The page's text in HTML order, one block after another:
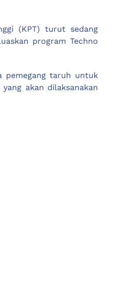
(KPT) turut sedang
program Techno
pemegang taruh untuk
akan dilaksanakan